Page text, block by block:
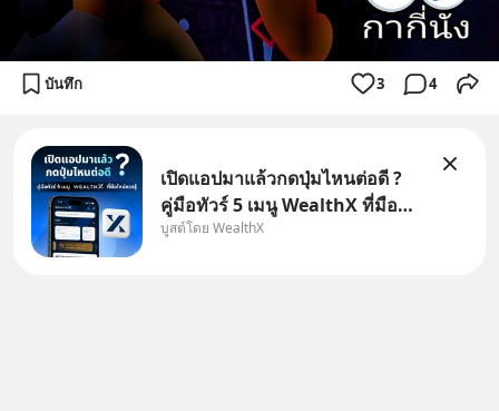
บันทึก 3 4
เปิดแอปมาแล้วกดปุ่มไหนต่อดี ?
คู่มือทัวร์ 5 เมนู WealthX ที่มือ
ใหม่ควรรู้ สำหรับใครที่เพิ่งโหลด
บูสต์โดย WealthX